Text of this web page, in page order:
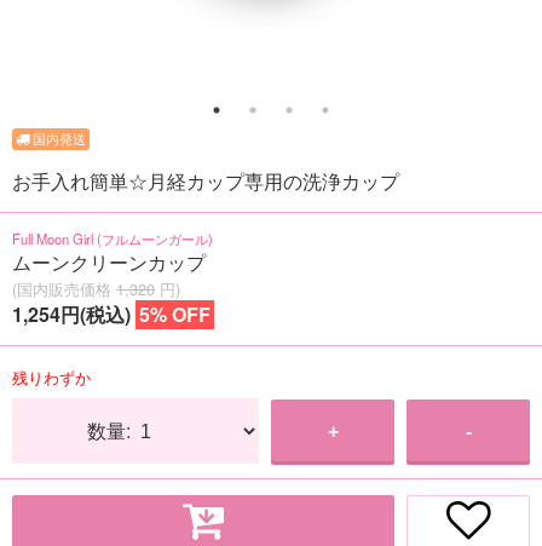
お手入れ簡単☆月経カップ専用の洗浄カップ
Full Moon Girl (フルムーンガール)
ムーンクリーンカップ
(国内販売価格 1,320 円)
1,254円(税込) 5% OFF
残りわずか
数量: + -